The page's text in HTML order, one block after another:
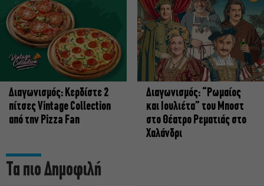
Διαγωνισμός: Κερδίστε 2
πίτσες Vintage Collection
από την Pizza Fan
Διαγωνισμός: “Ρωμαίος
και Ιουλιέτα” του Μποστ
στο Θέατρο Ρεματιάς στο
Χαλάνδρι
Τα πιο Δημοφιλή